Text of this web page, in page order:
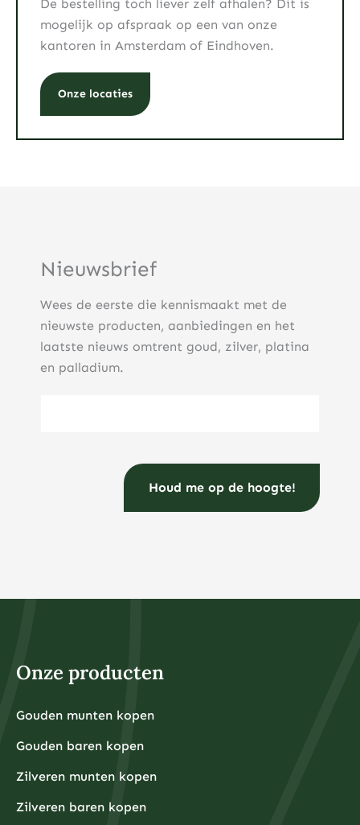
De bestelling toch liever zelf afhalen? Dit is
mogelijk op afspraak op een van onze
kantoren in Amsterdam of Eindhoven.
Onze locaties
Nieuwsbrief
Wees de eerste die kennismaakt met de
nieuwste producten, aanbiedingen en het
laatste nieuws omtrent goud, zilver, platina
en palladium.
Onze producten
Gouden munten kopen
Gouden baren kopen
Zilveren munten kopen
Zilveren baren kopen